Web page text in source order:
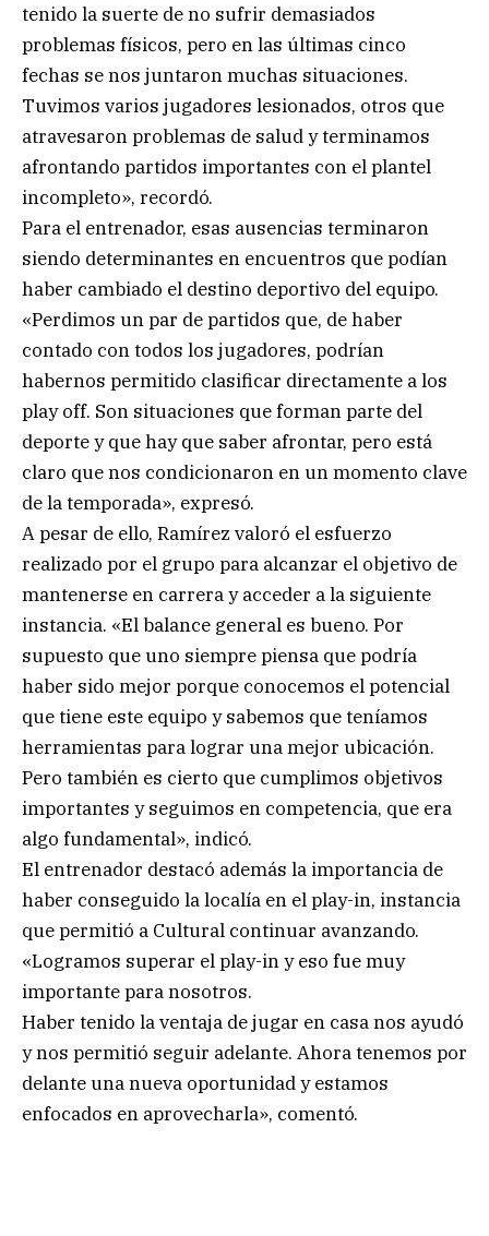
tenido la suerte de no sufrir demasiados
problemas físicos, pero en las últimas cinco
fechas se nos juntaron muchas situaciones.
Tuvimos varios jugadores lesionados, otros que
atravesaron problemas de salud y terminamos
afrontando partidos importantes con el plantel
incompleto», recordó.
Para el entrenador, esas ausencias terminaron
siendo determinantes en encuentros que podían
haber cambiado el destino deportivo del equipo.
«Perdimos un par de partidos que, de haber
contado con todos los jugadores, podrían
habernos permitido clasificar directamente a los
play off. Son situaciones que forman parte del
deporte y que hay que saber afrontar, pero está
claro que nos condicionaron en un momento clave
de la temporada», expresó.
A pesar de ello, Ramírez valoró el esfuerzo
realizado por el grupo para alcanzar el objetivo de
mantenerse en carrera y acceder a la siguiente
instancia. «El balance general es bueno. Por
supuesto que uno siempre piensa que podría
haber sido mejor porque conocemos el potencial
que tiene este equipo y sabemos que teníamos
herramientas para lograr una mejor ubicación.
Pero también es cierto que cumplimos objetivos
importantes y seguimos en competencia, que era
algo fundamental», indicó.
El entrenador destacó además la importancia de
haber conseguido la localía en el play-in, instancia
que permitió a Cultural continuar avanzando.
«Logramos superar el play-in y eso fue muy
importante para nosotros.
Haber tenido la ventaja de jugar en casa nos ayudó
y nos permitió seguir adelante. Ahora tenemos por
delante una nueva oportunidad y estamos
enfocados en aprovecharla», comentó.